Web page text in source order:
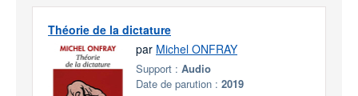
Théorie de la dictature
par Michel ONFRAY
Support : Audio
Date de parution : 2019